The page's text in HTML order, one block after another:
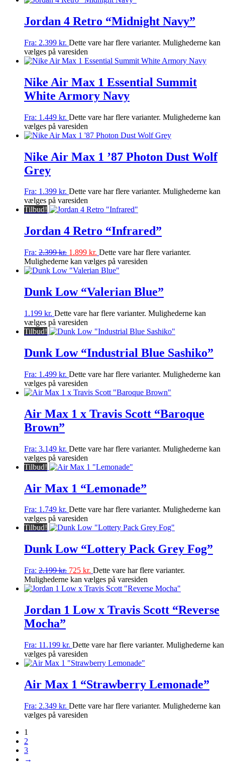
Jordan 4 Retro “Midnight Navy”
Fra: 2.399 kr. Dette vare har flere varianter. Mulighederne kan
vælges på varesiden
Nike Air Max 1 Essential Summit
White Armory Navy
Fra: 1.449 kr. Dette vare har flere varianter. Mulighederne kan
vælges på varesiden
Nike Air Max 1 ’87 Photon Dust Wolf
Grey
Fra: 1.399 kr. Dette vare har flere varianter. Mulighederne kan
vælges på varesiden
Tilbud!
Jordan 4 Retro “Infrared”
Fra: 2.399kr. 1.899 kr. Dette vare har flere varianter.
Mulighederne kan vælges på varesiden
Dunk Low “Valerian Blue”
1.199 kr. Dette vare har flere varianter. Mulighederne kan
vælges på varesiden
Tilbud!
Dunk Low “Industrial Blue Sashiko”
Fra: 1.499 kr. Dette vare har flere varianter. Mulighederne kan
vælges på varesiden
Air Max 1 x Travis Scott “Baroque
Brown”
Fra: 3.149 kr. Dette vare har flere varianter. Mulighederne kan
vælges på varesiden
Tilbud!
Air Max 1 “Lemonade”
Fra: 1.749 kr. Dette vare har flere varianter. Mulighederne kan
vælges på varesiden
Tilbud!
Dunk Low “Lottery Pack Grey Fog”
Fra: 2.199kr. 725 kr. Dette vare har flere varianter.
Mulighederne kan vælges på varesiden
Jordan 1 Low x Travis Scott “Reverse
Mocha”
Fra: 11.199 kr. Dette vare har flere varianter. Mulighederne kan
vælges på varesiden
Air Max 1 “Strawberry Lemonade”
Fra: 2.349 kr. Dette vare har flere varianter. Mulighederne kan
vælges på varesiden
1
2
3
→